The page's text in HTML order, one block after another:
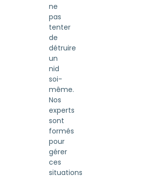
ne
pas
tenter
de
détruire
un
nid
soi-
même.
Nos
experts
sont
formés
pour
gérer
ces
situations